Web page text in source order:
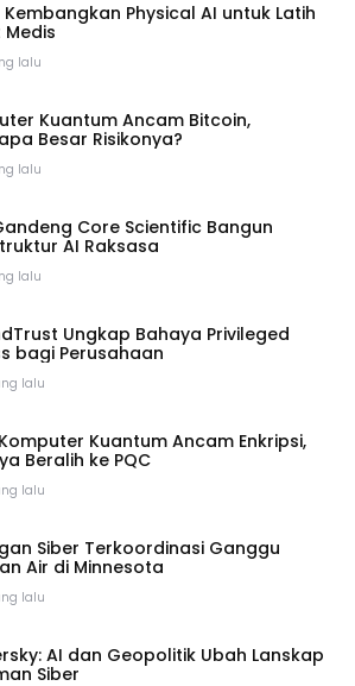
lalu
Kembangkan Physical AI untuk Latih
lalu
Kuantum Ancam Bitcoin,
Besar Risikonya?
lalu
Core Scientific Bangun
AI Raksasa
lalu
Ungkap Bahaya Privileged
bagi Perusahaan
lalu
Komputer Kuantum Ancam Enkripsi,
Beralih ke PQC
lalu
Siber Terkoordinasi Ganggu
Air di Minnesota
AI dan Geopolitik Ubah Lanskap
Siber